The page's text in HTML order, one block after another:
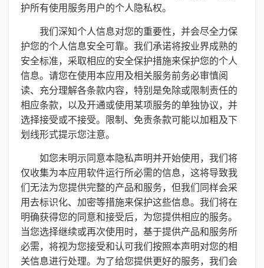
护所有使用服务用户的个人隐私权。
我们深知个人信息对您的重要性，并会尽全力保
护您的个人信息安全可靠。我们承诺将按业界成熟的
安全标准，采取相应的安全保护措施来保护您的个人
信息。请您在使用本应用及相关服务前务必审慎阅
读、充分理解各条款内容，特别是免除或限制责任的
相应条款，以及开通或使用某项服务的单独协议，并
选择接受或不接受。限制、免责条款可能以加粗及下
划线形式提示您注意。
如您未明示同意本隐私声明并开始使用，我们将
仅收集为本应用软件运行所必需的信息，这将导致我
们无法为您提供完整的产品和服务，但我们同样会采
用去标识化、加密等措施来保护这些信息。我们将在
明确获得您的同意和接受后，为您提供相应的服务。
当您选择继续或再次使用时，基于提供产品和服务所
必需，将视为您接受和认可我们按照本声明对您的相
关信息进行处理。为了给您提供更好的服务，我们会